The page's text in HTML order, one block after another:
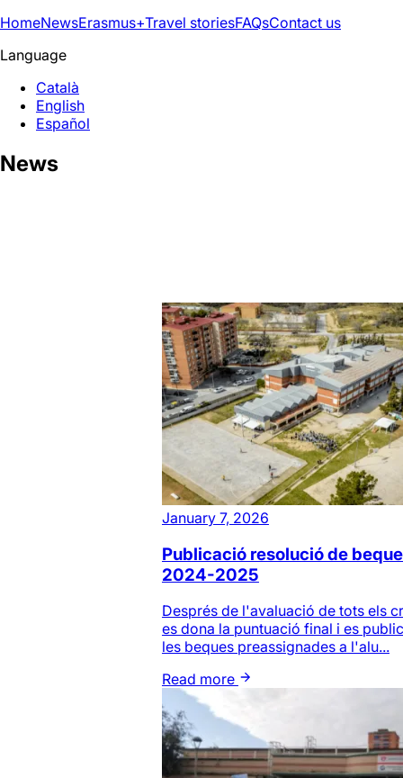
HomeNewsErasmus+Travel storiesFAQsContact us
Language
Català
English
Español
News
January 7, 2026
Publicació resolució de
2024-2025
Després de l'avaluació de tots els
es dona la puntuació final i es
les beques preassignades a l'alu...
Read more